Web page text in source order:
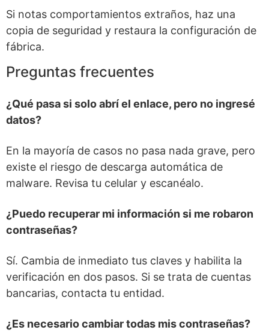
Si notas comportamientos extraños, haz una
copia de seguridad y restaura la configuración de
fábrica.
Preguntas frecuentes
¿Qué pasa si solo abrí el enlace, pero no ingresé
datos?
En la mayoría de casos no pasa nada grave, pero
existe el riesgo de descarga automática de
malware. Revisa tu celular y escanéalo.
¿Puedo recuperar mi información si me robaron
contraseñas?
Sí. Cambia de inmediato tus claves y habilita la
verificación en dos pasos. Si se trata de cuentas
bancarias, contacta tu entidad.
¿Es necesario cambiar todas mis contraseñas?